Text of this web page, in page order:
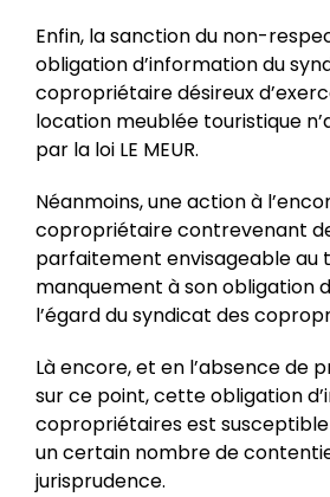
Enfin, la sanction du non-
obligation d’information du
copropriétaire désireux
location meublée touristique
par la loi LE MEUR.
Néanmoins, une action à
copropriétaire contrevenant
parfaitement envisageable au
manquement à son obligation
l’égard du syndicat des
Là encore, et en l’absence de
sur ce point, cette obligation
copropriétaires est
un certain nombre de
jurisprudence.